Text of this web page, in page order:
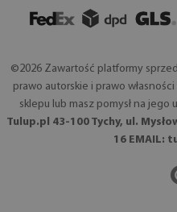
©2026 Zawartość platformy
prawo autorskie i prawo
sklepu lub masz pomysł na jego
Tulup.pl 43-100 Tychy, ul.
16 EMAIL: